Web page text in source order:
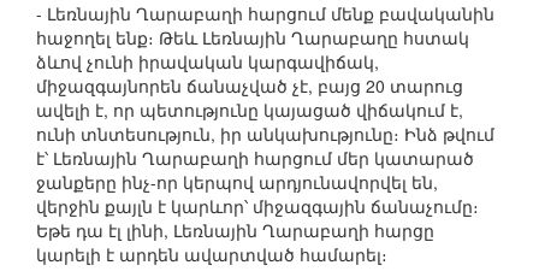
- Լեռնային Ղարաբաղի հարցում մենք բավականին
հաջողել ենք։ Թեև Լեռնային Ղարաբաղը հստակ
ձևով չունի իրավական կարգավիճակ,
միջազգայնորեն ճանաչված չէ, բայց 20 տարուց
ավելի է, որ պետությունը կայացած վիճակում է,
ունի տնտեսություն, իր անկախությունը։ Ինձ թվում
է՝ Լեռնային Ղարաբաղի հարցում մեր կատարած
ջանքերը ինչ-որ կերպով արդյունավորվել են,
վերջին քայլն է կարևոր՝ միջազգային ճանաչումը։
Եթե դա էլ լինի, Լեռնային Ղարաբաղի հարցը
կարելի է արդեն ավարտված համարել։